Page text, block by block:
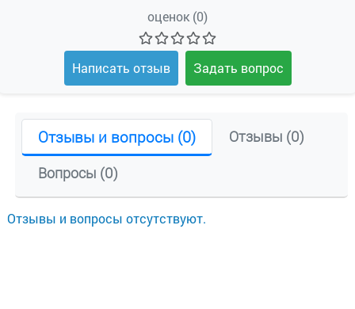
оценок (0)
Написать отзыв Задать вопрос
Отзывы и вопросы (0)
Отзывы (0)
Вопросы (0)
Отзывы и вопросы отсутствуют.